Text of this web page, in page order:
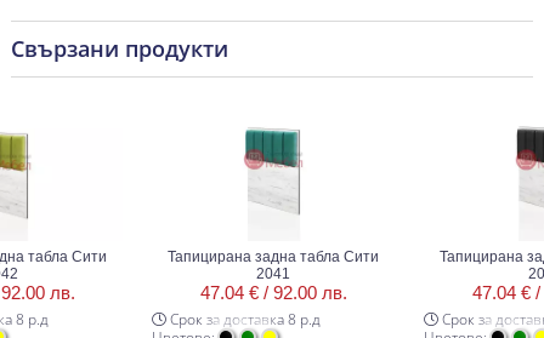
Свързани продукти
Сити
лв.
Тапицирана задна табла Сити
2041
47.04 € / 92.00 лв.
Срок за доставка 8 р.д
Тапицирана
2040
47.04 € /
Срок за доставка